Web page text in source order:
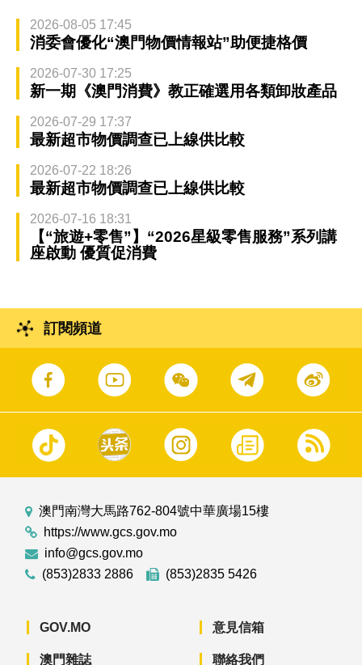
2026-08-05 17:45
消委會優化“澳門物價情報站”助便捷格價
2026-07-30 17:25
新一期《澳門消費》教正確選用各類卸妝產品
2026-07-29 17:37
最新超市物價調查已上線供比較
2026-07-22 18:26
最新超市物價調查已上線供比較
2026-07-16 18:31
【“旅遊+零售”】“2026星級零售服務”系列講
座啟動 優質促消費
訂閱頻道
澳門南灣大馬路762-804號中華廣場15樓
https://www.gcs.gov.mo
info@gcs.gov.mo
(853)2833 2886
(853)2835 5426
GOV.MO
澳門雜誌
意見信箱
聯絡我們